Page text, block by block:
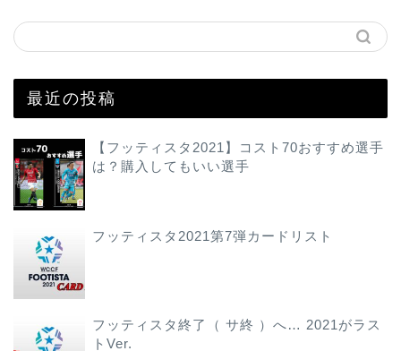
最近の投稿
【フッティスタ2021】コスト70おすすめ選手
は？購入してもいい選手
フッティスタ2021第7弾カードリスト
フッティスタ終了（ サ終 ）へ… 2021がラス
トVer.